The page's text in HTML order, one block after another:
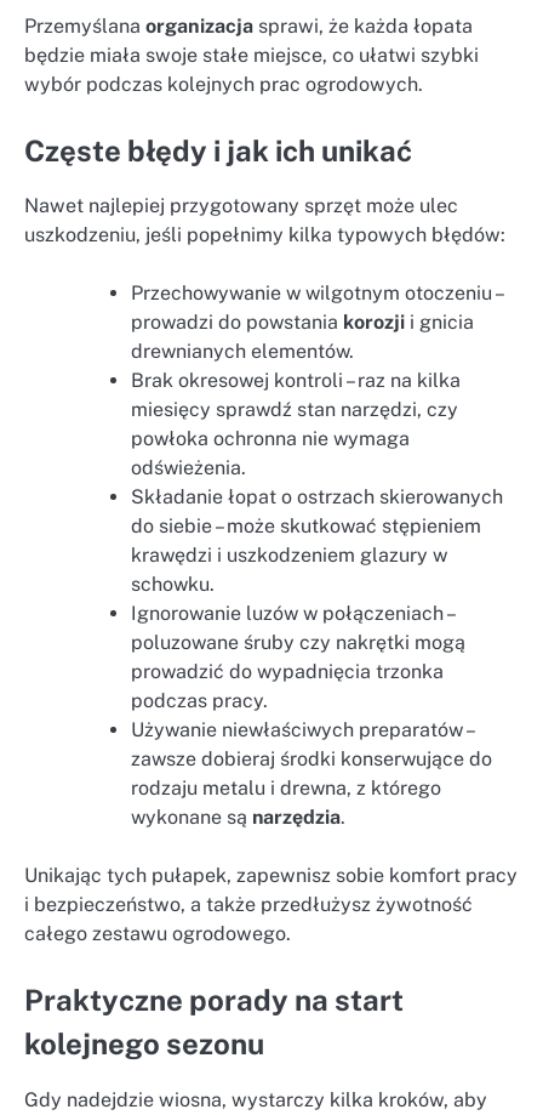
Przemyślana organizacja sprawi, że każda łopata
będzie miała swoje stałe miejsce, co ułatwi szybki
wybór podczas kolejnych prac ogrodowych.
Częste błędy i jak ich unikać
Nawet najlepiej przygotowany sprzęt może ulec
uszkodzeniu, jeśli popełnimy kilka typowych błędów:
Przechowywanie w wilgotnym otoczeniu –
prowadzi do powstania korozji i gnicia
drewnianych elementów.
Brak okresowej kontroli – raz na kilka
miesięcy sprawdź stan narzędzi, czy
powłoka ochronna nie wymaga
odświeżenia.
Składanie łopat o ostrzach skierowanych
do siebie – może skutkować stępieniem
krawędzi i uszkodzeniem glazury w
schowku.
Ignorowanie luzów w połączeniach –
poluzowane śruby czy nakrętki mogą
prowadzić do wypadnięcia trzonka
podczas pracy.
Używanie niewłaściwych preparatów –
zawsze dobieraj środki konserwujące do
rodzaju metalu i drewna, z którego
wykonane są narzędzia.
Unikając tych pułapek, zapewnisz sobie komfort pracy
i bezpieczeństwo, a także przedłużysz żywotność
całego zestawu ogrodowego.
Praktyczne porady na start
kolejnego sezonu
Gdy nadejdzie wiosna, wystarczy kilka kroków, aby